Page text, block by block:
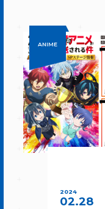
ANIME
2024
02.28